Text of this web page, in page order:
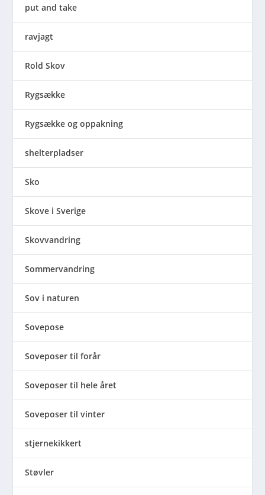
put and take
ravjagt
Rold Skov
Rygsække
Rygsække og oppakning
shelterpladser
Sko
Skove i Sverige
Skovvandring
Sommervandring
Sov i naturen
Sovepose
Soveposer til forår
Soveposer til hele året
Soveposer til vinter
stjernekikkert
Støvler